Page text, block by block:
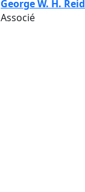
George W. H. Reid
Associé